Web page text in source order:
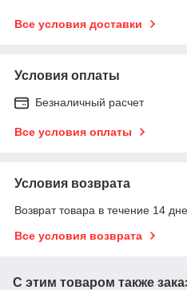
Все условия доставки
Условия оплаты
Безналичный расчет
Все условия оплаты
Условия возврата
Возврат товара в течение 14
Все условия возврата
С этим товаром также